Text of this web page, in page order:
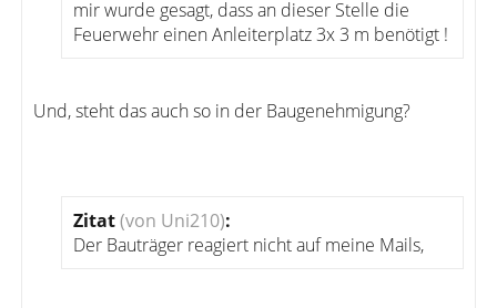
mir wurde gesagt, dass an dieser Stelle die
Feuerwehr einen Anleiterplatz 3x 3 m benötigt !
Und, steht das auch so in der Baugenehmigung?
Zitat(von Uni210):
Der Bauträger reagiert nicht auf meine Mails,